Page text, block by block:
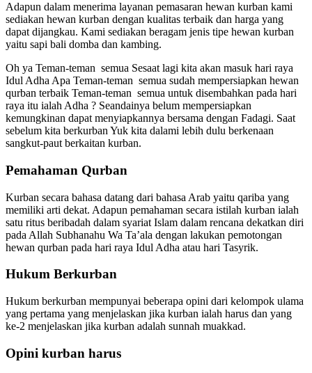
Adapun dalam menerima layanan pemasaran hewan kurban kami
sediakan hewan kurban dengan kualitas terbaik dan harga yang
dapat dijangkau. Kami sediakan beragam jenis tipe hewan kurban
yaitu sapi bali domba dan kambing.
Oh ya Teman-teman semua Sesaat lagi kita akan masuk hari raya
Idul Adha Apa Teman-teman semua sudah mempersiapkan hewan
qurban terbaik Teman-teman semua untuk disembahkan pada hari
raya itu ialah Adha ? Seandainya belum mempersiapkan
kemungkinan dapat menyiapkannya bersama dengan Fadagi. Saat
sebelum kita berkurban Yuk kita dalami lebih dulu berkenaan
sangkut-paut berkaitan kurban.
Pemahaman Qurban
Kurban secara bahasa datang dari bahasa Arab yaitu qariba yang
memiliki arti dekat. Adapun pemahaman secara istilah kurban ialah
satu ritus beribadah dalam syariat Islam dalam rencana dekatkan diri
pada Allah Subhanahu Wa Ta’ala dengan lakukan pemotongan
hewan qurban pada hari raya Idul Adha atau hari Tasyrik.
Hukum Berkurban
Hukum berkurban mempunyai beberapa opini dari kelompok ulama
yang pertama yang menjelaskan jika kurban ialah harus dan yang
ke-2 menjelaskan jika kurban adalah sunnah muakkad.
Opini kurban harus